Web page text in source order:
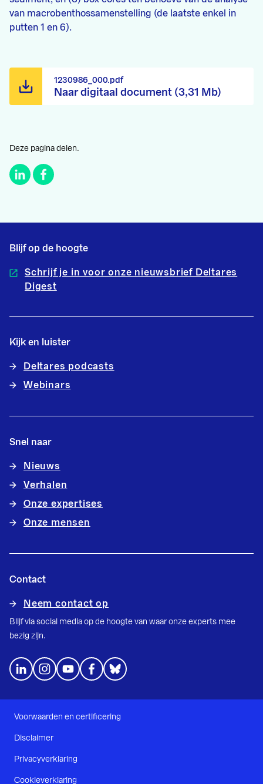
van macrobenthossamenstelling (de laatste enkel in
putten 1 en 6).
Naar digitaal document (3,31 Mb)
1230986_000.pdf
Deze pagina delen.
Blijf op de hoogte
Schrijf je in voor onze nieuwsbrief Deltares
Digest
Kijk en luister
Deltares podcasts
Webinars
Snel naar
Nieuws
Verhalen
Onze expertises
Onze mensen
Contact
Neem contact op
Blijf via social media op de hoogte van waar onze experts mee
bezig zijn.
Voorwaarden en certificering
Disclaimer
Privacyverklaring
Cookieverklaring